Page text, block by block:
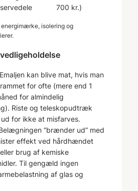
700 kr.)
isolering og
kan blive mat, hvis man
for ofte (mere end 1
for almindelig
Riste og teleskopudtræk
for ikke at misfarves.
“brænder ud” med
effekt ved hårdhændet
brug af kemiske
Til gengæld ingen
af glas og